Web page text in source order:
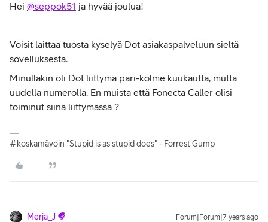
Hei @seppok51 ja hyvää joulua!
Voisit laittaa tuosta kyselyä Dot asiakaspalveluun sieltä
sovelluksesta.
Minullakin oli Dot liittymä pari-kolme kuukautta, mutta
uudella numerolla. En muista että Fonecta Caller olisi
toiminut siinä liittymässä ?
#koskamävoin "Stupid is as stupid does" - Forrest Gump
Merja_J Forum|Forum|7 years ago